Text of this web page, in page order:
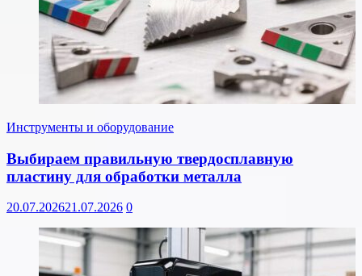
Инструменты и оборудование
Выбираем правильную твердосплавную
пластину для обработки металла
20.07.202621.07.2026 0